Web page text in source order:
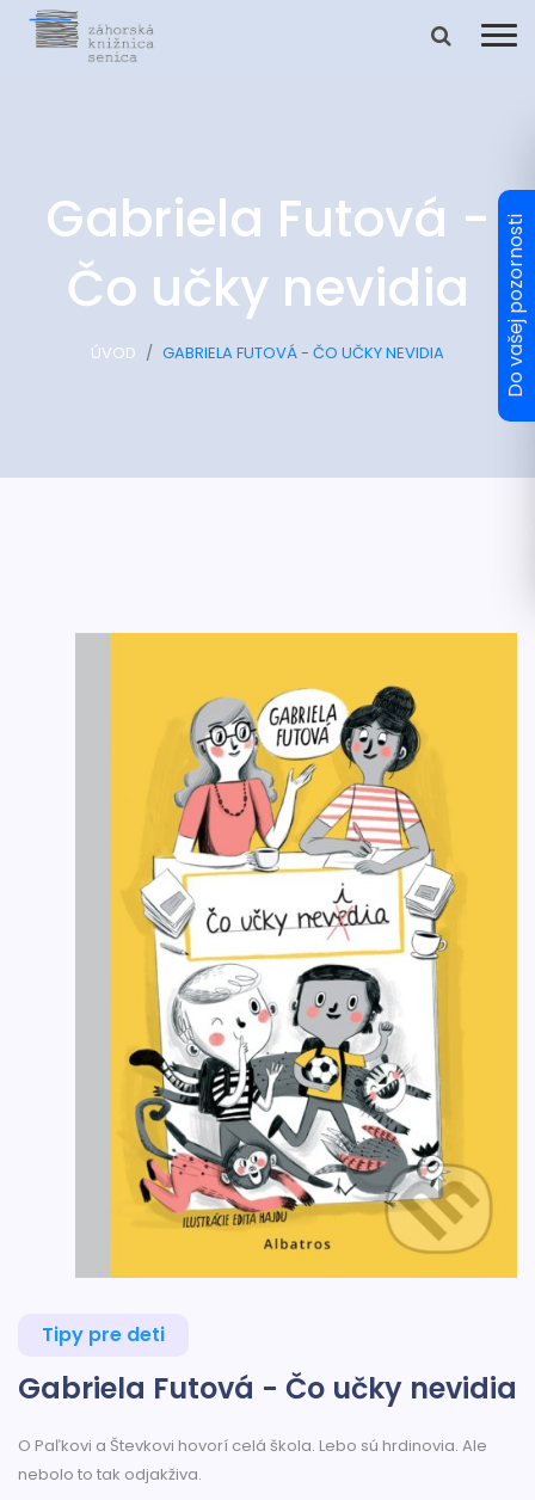
Gabriela Futová -
Čo učky nevidia
ÚVOD GABRIELA FUTOVÁ - ČO UČKY NEVIDIA
Tipy pre deti
Gabriela Futová - Čo učky nevidia
O Paľkovi a Števkovi hovorí celá škola. Lebo sú hrdinovia. Ale
nebolo to tak odjakživa.